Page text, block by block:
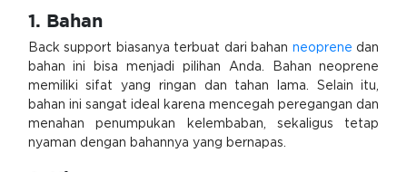
1. Bahan
Back support biasanya terbuat dari bahan neoprene dan
bahan ini bisa menjadi pilihan Anda. Bahan neoprene
memiliki sifat yang ringan dan tahan lama. Selain itu,
bahan ini sangat ideal karena mencegah peregangan dan
menahan penumpukan kelembaban, sekaligus tetap
nyaman dengan bahannya yang bernapas.